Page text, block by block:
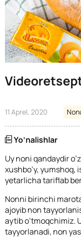
11 Aprel, 2020
Yo’nalishlar
Uy noni qandaydir
xushbo’y, yumshoq,
yetarlicha tariflab
Nonni birinchi
ajoyib non
aytib o’tmoqchimiz.
tayyorlanadi, non